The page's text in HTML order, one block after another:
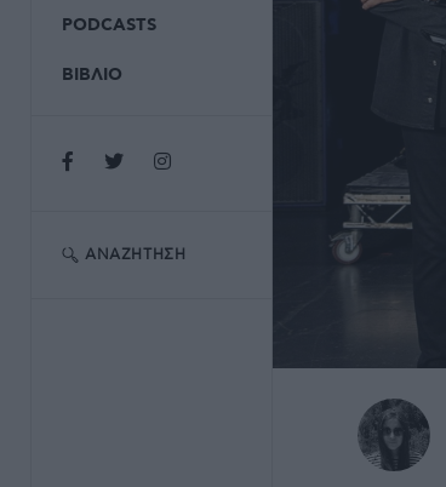
PODCASTS
ΒΙΒΛΙΟ
ΑΝΑΖΉΤΗΣΗ